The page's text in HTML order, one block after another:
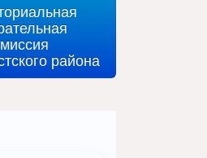
района